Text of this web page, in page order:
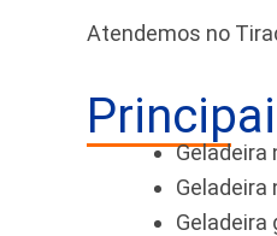
Atendemos no
Geladeira
Geladeira
Geladeira